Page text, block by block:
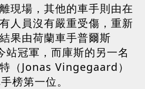
現場，其他的車手則由在
人員沒有嚴重受傷，重新
果由荷蘭車手普爾斯
站冠軍，而庫斯的另一名
（Jonas Vingegaard）
榜第一位。